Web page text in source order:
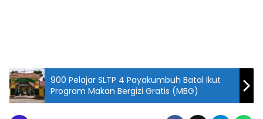
900 Pelajar SLTP 4 Payakumbuh Batal Ikut
Program Makan Bergizi Gratis (MBG)